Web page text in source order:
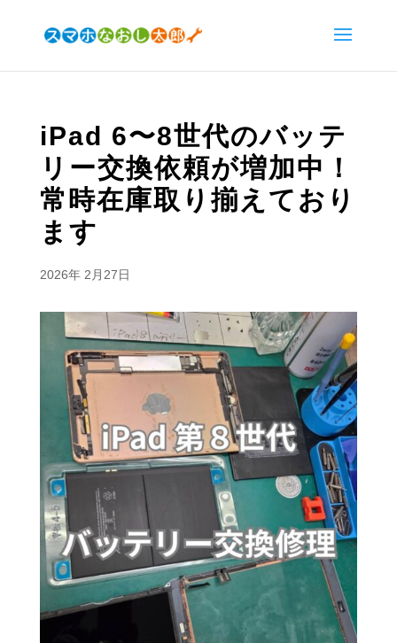
iPad 6〜8世代のバッテ
リー交換依頼が増加中！
常時在庫取り揃えており
ます
2026年 2月27日